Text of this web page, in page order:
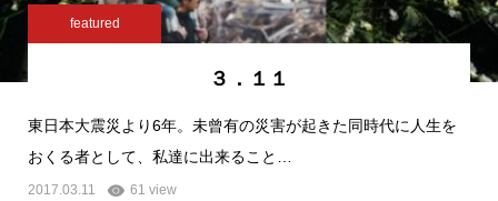
featured
３．１１
東日本大震災より6年。未曾有の災害が起きた同時代に人生を
おくる者として、私達に出来ること…
2017.03.11 61 view